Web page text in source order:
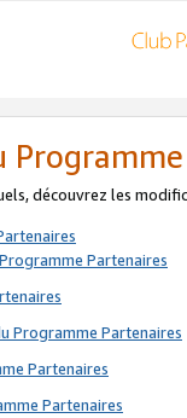
découvrez les
Partenaires
Programme Partenaires
Partenaires
Partenaires